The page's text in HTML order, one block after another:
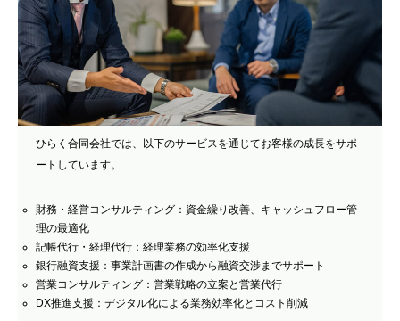
ひらく合同会社では、以下のサービスを通じてお客様の成長をサポ
ートしています。
財務・経営コンサルティング：資金繰り改善、キャッシュフロー管
理の最適化
記帳代行・経理代行：経理業務の効率化支援
銀行融資支援：事業計画書の作成から融資交渉までサポート
営業コンサルティング：営業戦略の立案と営業代行
DX推進支援：デジタル化による業務効率化とコスト削減